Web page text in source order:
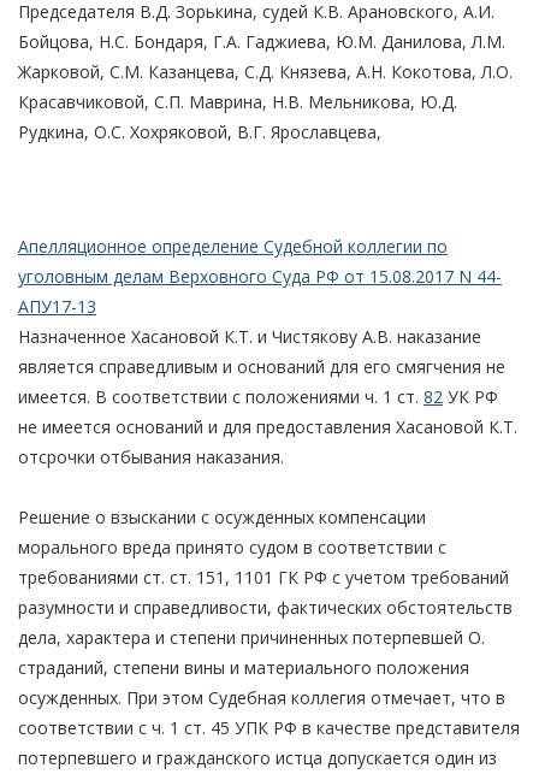
Председателя В.Д. Зорькина, судей К.В. Арановского, А.И.
Бойцова, Н.С. Бондаря, Г.А. Гаджиева, Ю.М. Данилова, Л.М.
Жарковой, С.М. Казанцева, С.Д. Князева, А.Н. Кокотова, Л.О.
Красавчиковой, С.П. Маврина, Н.В. Мельникова, Ю.Д.
Рудкина, О.С. Хохряковой, В.Г. Ярославцева,
Апелляционное определение Судебной коллегии по
уголовным делам Верховного Суда РФ от 15.08.2017 N 44-
АПУ17-13
Назначенное Хасановой К.Т. и Чистякову А.В. наказание
является справедливым и оснований для его смягчения не
имеется. В соответствии с положениями ч. 1 ст. 82 УК РФ
не имеется оснований и для предоставления Хасановой К.Т.
отсрочки отбывания наказания.
Решение о взыскании с осужденных компенсации
морального вреда принято судом в соответствии с
требованиями ст. ст. 151, 1101 ГК РФ с учетом требований
разумности и справедливости, фактических обстоятельств
дела, характера и степени причиненных потерпевшей О.
страданий, степени вины и материального положения
осужденных. При этом Судебная коллегия отмечает, что в
соответствии с ч. 1 ст. 45 УПК РФ в качестве представителя
потерпевшего и гражданского истца допускается один из